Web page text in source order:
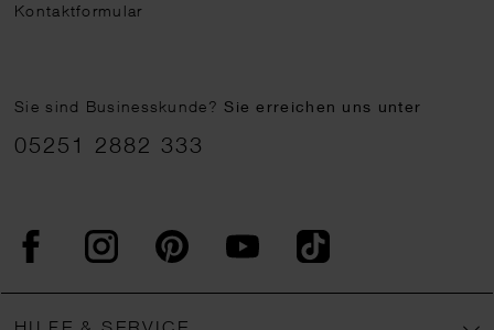
Kontaktformular
Sie sind Businesskunde?Sie erreichen uns unter
05251 2882 333
FacebookInstagram PinterestYouTubeTikTok